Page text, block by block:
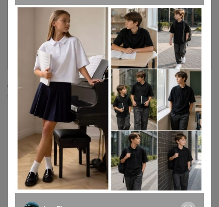
Статус заказа “сортировка”, “сортировочный ЦР”,
“отправлено” - не подлежат изменению пункта
выдачи, даже со стороны продавца.
Если у Вас остались вопросы, Вы можете обратиться
на сайте к
модератору 24-okили напишите нам на
электронную почту:support@24-ok.ru
Мы постараемся Вам помочь!